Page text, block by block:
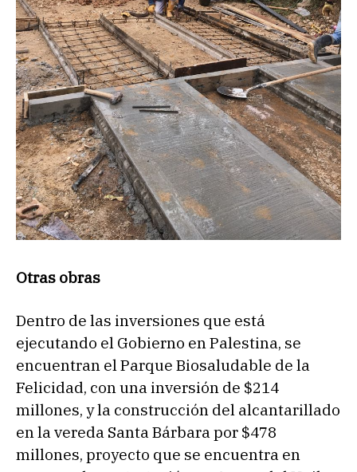
Otras obras
Dentro de las inversiones que está
ejecutando el Gobierno en Palestina, se
encuentran el Parque Biosaludable de la
Felicidad, con una inversión de $214
millones, y la construcción del alcantarillado
en la vereda Santa Bárbara por $478
millones, proyecto que se encuentra en